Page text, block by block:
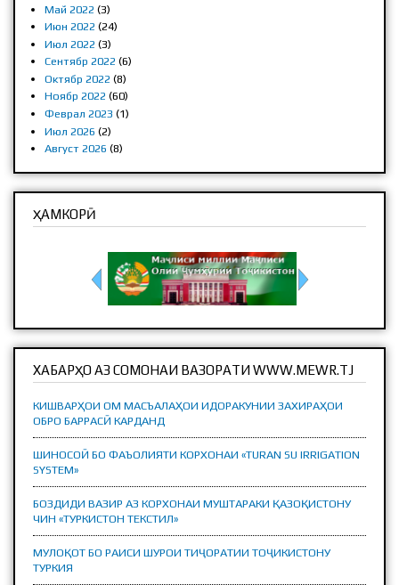
Май 2022 (3)
Июн 2022 (24)
Июл 2022 (3)
Сентябр 2022 (6)
Октябр 2022 (8)
Ноябр 2022 (60)
Феврал 2023 (1)
Июл 2026 (2)
Август 2026 (8)
ҲАМКОРӢ
ХАБАРҲО АЗ СОМОНАИ ВАЗОРАТИ WWW.MEWR.TJ
КИШВАРҲОИ ОМ МАСЪАЛАҲОИ ИДОРАКУНИИ ЗАХИРАҲОИ
ОБРО БАРРАСӢ КАРДАНД
ШИНОСОӢ БО ФАЪОЛИЯТИ КОРХОНАИ «TURAN SU IRRIGATION
SYSTEM»
БОЗДИДИ ВАЗИР АЗ КОРХОНАИ МУШТАРАКИ ҚАЗОҚИСТОНУ
ЧИН «ТУРКИСТОН ТЕКСТИЛ»
МУЛОҚОТ БО РАИСИ ШУРОИ ТИҶОРАТИИ ТОҶИКИСТОНУ
ТУРКИЯ